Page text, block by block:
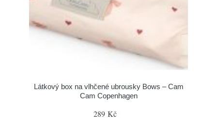
Látkový box na vlhčené ubrousky Bows – Cam
Cam Copenhagen
289 Kč